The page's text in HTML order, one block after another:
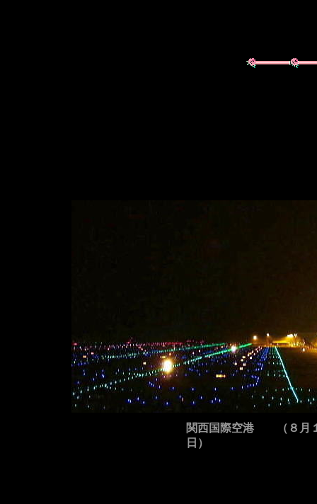
関西国際空港 （８月
日）